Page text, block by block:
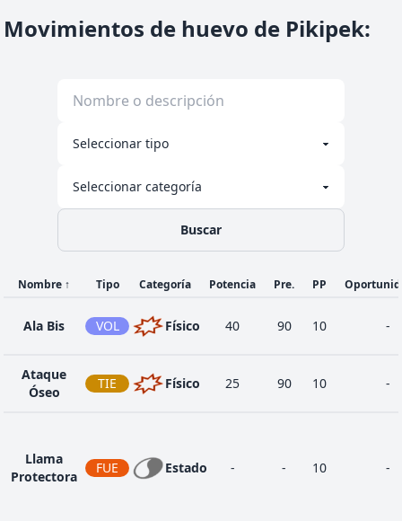
Movimientos de huevo de Pikipek:
Buscar
Nombre ↑ Tipo Categoría Potencia Pre. PP
Ala Bis VOL Físico 40 90 10 -
Ataque
Óseo
TIE Físico 25 90 10 -
Llama
Protectora
FUE Estado - - 10 -